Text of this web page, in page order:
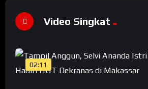
Video Singkat
02:11